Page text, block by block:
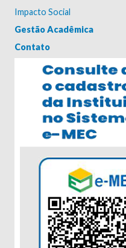
Impacto Social
Gestão Acadêmica
Contato